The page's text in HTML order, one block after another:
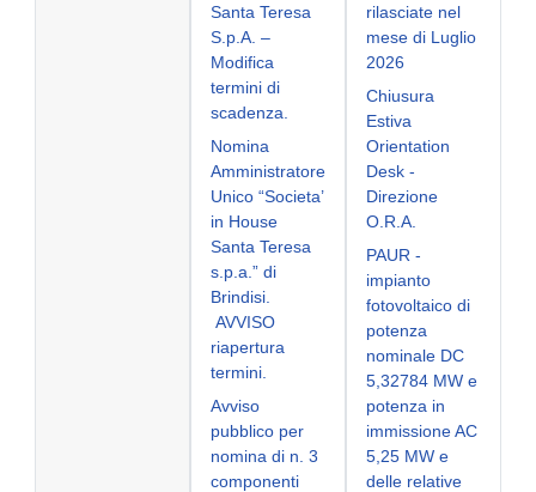
Santa Teresa
S.p.A. –
Modifica
termini di
scadenza.
Nomina
Amministratore
Unico “Societa’
in House
Santa Teresa
s.p.a.” di
Brindisi.
AVVISO
riapertura
termini.
Avviso
pubblico per
nomina di n. 3
componenti
rilasciate nel
mese di Luglio
2026
Chiusura
Estiva
Orientation
Desk -
Direzione
O.R.A.
PAUR -
impianto
fotovoltaico di
potenza
nominale DC
5,32784 MW e
potenza in
immissione AC
5,25 MW e
delle relative